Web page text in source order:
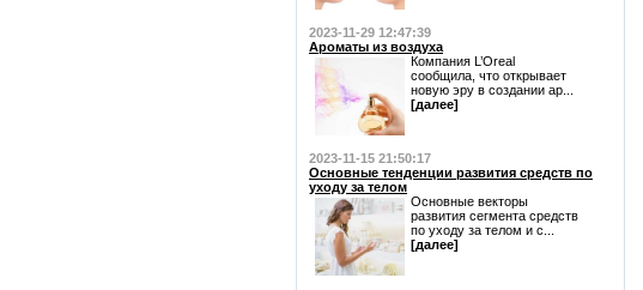
2023-11-29 12:47:39
Ароматы из воздуха
Компания L’Oreal
сообщила, что открывает
новую эру в создании ар...
[далее]
2023-11-15 21:50:17
Основные тенденции развития средств по
уходу за телом
Основные векторы
развития сегмента средств
по уходу за телом и с...
[далее]